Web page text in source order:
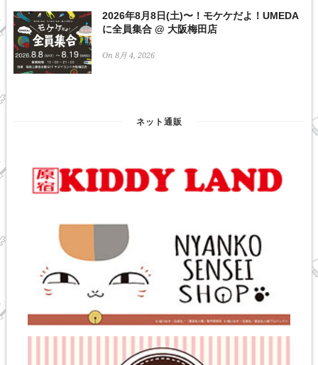
2026年8月8日(土)〜！モケケだよ！UMEDA
に全員集合 @ 大阪梅田店
On 8月 4, 2026
ネット通販